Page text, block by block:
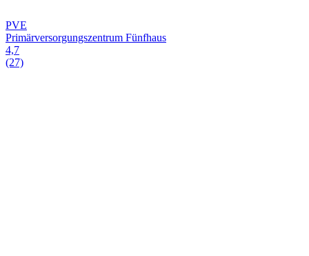
PVE
Primärversorgungszentrum Fünfhaus
4,7
(27)